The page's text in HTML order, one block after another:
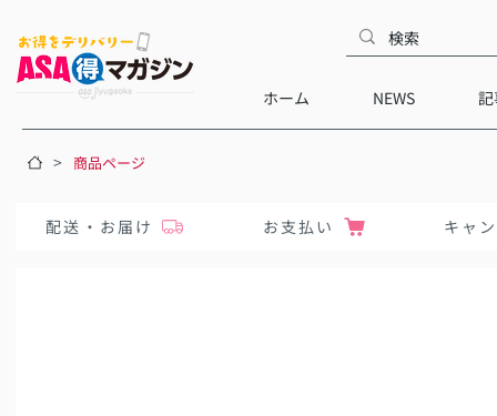
ホーム NEWS
> 商品ページ
配送・お届け お支払い キャ